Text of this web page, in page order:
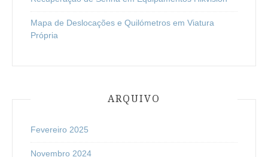
Mapa de Deslocações e Quilómetros em Viatura
Própria
ARQUIVO
Fevereiro 2025
Novembro 2024